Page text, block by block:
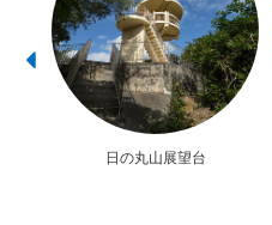
日の丸山展望台